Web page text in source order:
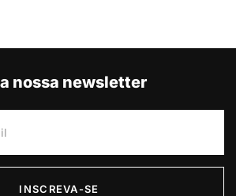
nossa newsletter
INSCREVA-SE